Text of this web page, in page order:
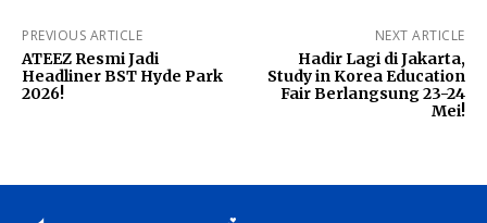
PREVIOUS ARTICLE
ATEEZ Resmi Jadi
Headliner BST Hyde Park
2026!
NEXT ARTICLE
Hadir Lagi di Jakarta,
Study in Korea Education
Fair Berlangsung 23-24
Mei!